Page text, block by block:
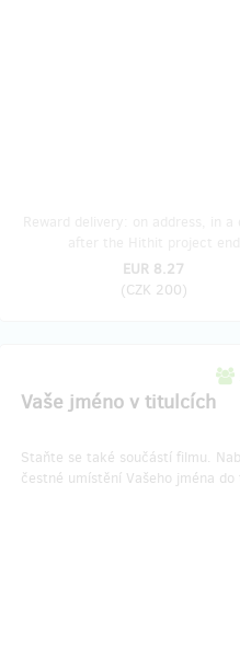
EUR 8.27
(CZK 200)
Vaše jméno v titulcích
Staňte se také součástí filmu.
čestné umístění Vašeho jména